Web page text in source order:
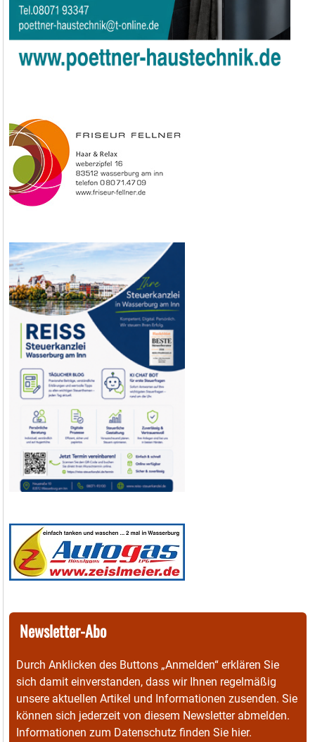
Newsletter-Abo
Durch Anklicken des Buttons „Anmelden“ erklären Sie
sich damit einverstanden, dass wir Ihnen regelmäßig
unsere aktuellen Artikel und Informationen zusenden. Sie
können sich jederzeit von diesem Newsletter abmelden.
Informationen zum Datenschutz finden Sie hier.